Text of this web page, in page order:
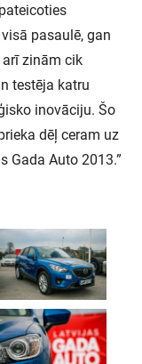
pasaulē, gan
zinām cik
testēja katru
inovāciju. Šo
dēļ ceram uz
Gada Auto 2013.”